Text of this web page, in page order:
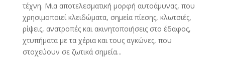
τέχνη. Μια αποτελεσματική μορφή αυτοάμυνας, που
χρησιμοποιεί κλειδώματα, σημεία πίεσης, κλωτσιές,
ρίψεις, ανατροπές και ακινητοποιήσεις στο έδαφος,
χτυπήματα με τα χέρια και τους αγκώνες, που
στοχεύουν σε ζωτικά σημεία...